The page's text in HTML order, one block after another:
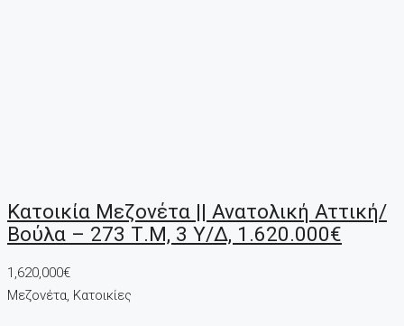
Κατοικία Μεζονέτα || Ανατολική Αττική/
Βούλα – 273 Τ.μ, 3 Υ/Δ, 1.620.000€
1,620,000€
Μεζονέτα, Κατοικίες